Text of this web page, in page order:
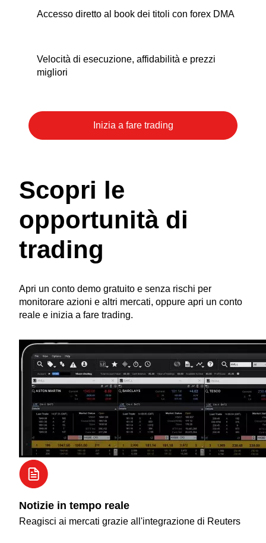
Accesso diretto al book dei titoli con forex DMA
Velocità di esecuzione, affidabilità e prezzi
migliori
Scopri le
opportunità di
trading
Apri un conto demo gratuito e senza rischi per
monitorare azioni e altri mercati, oppure apri un conto
reale e inizia a fare trading.
Notizie in tempo reale
Reagisci ai mercati grazie all'integrazione di Reuters